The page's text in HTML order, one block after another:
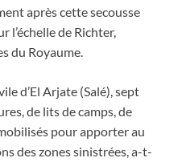
après cette secousse
l’échelle de Richter,
du Royaume.
d’El Arjate (Salé), sept
de lits de camps, de
pour apporter au
des zones sinistrées, a-t-